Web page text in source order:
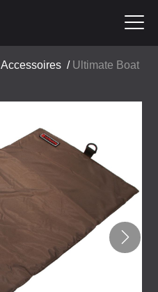
Accessoires / Ultimate Boat